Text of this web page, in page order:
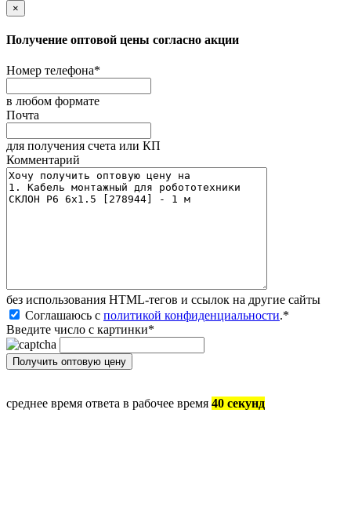
×
Получение оптовой цены согласно акции
Номер телефона*
в любом формате
Почта
для получения счета или КП
Комментарий
без иcпользования HTML-тегов и ссылок на другие сайты
Соглашаюсь с политикой конфиденциальности.*
Введите число с картинки*
среднее время ответа в рабочее время 40 секунд